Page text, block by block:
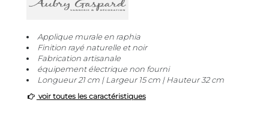
Applique murale en raphia
Finition rayé naturelle et noir
Fabrication artisanale
équipement électrique non fourni
Longueur 21 cm | Largeur 15 cm | Hauteur 32 cm
voir toutes les caractéristiques